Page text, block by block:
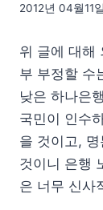
2012년 04월11
위 글에 대해
부 부정할 수
낮은 하나은
국민이 인수
을 것이고,
것이니 은행
은 너무 신사